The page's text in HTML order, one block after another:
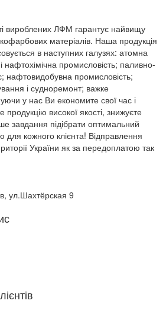
вироблених ЛФМ гарантує найвищу
матеріалів. Наша продукція
в наступних галузях: атомна
нафтохімічна промисловість; паливно-
нафтовидобувна промисловість;
і судноремонт; важке
у нас Ви економите свої час і
продукцію високої якості, знижуєте
завдання підібрати оптимальний
для кожного клієнта! Відправлення
України як за передоплатою так
ул.Шахтёрская 9